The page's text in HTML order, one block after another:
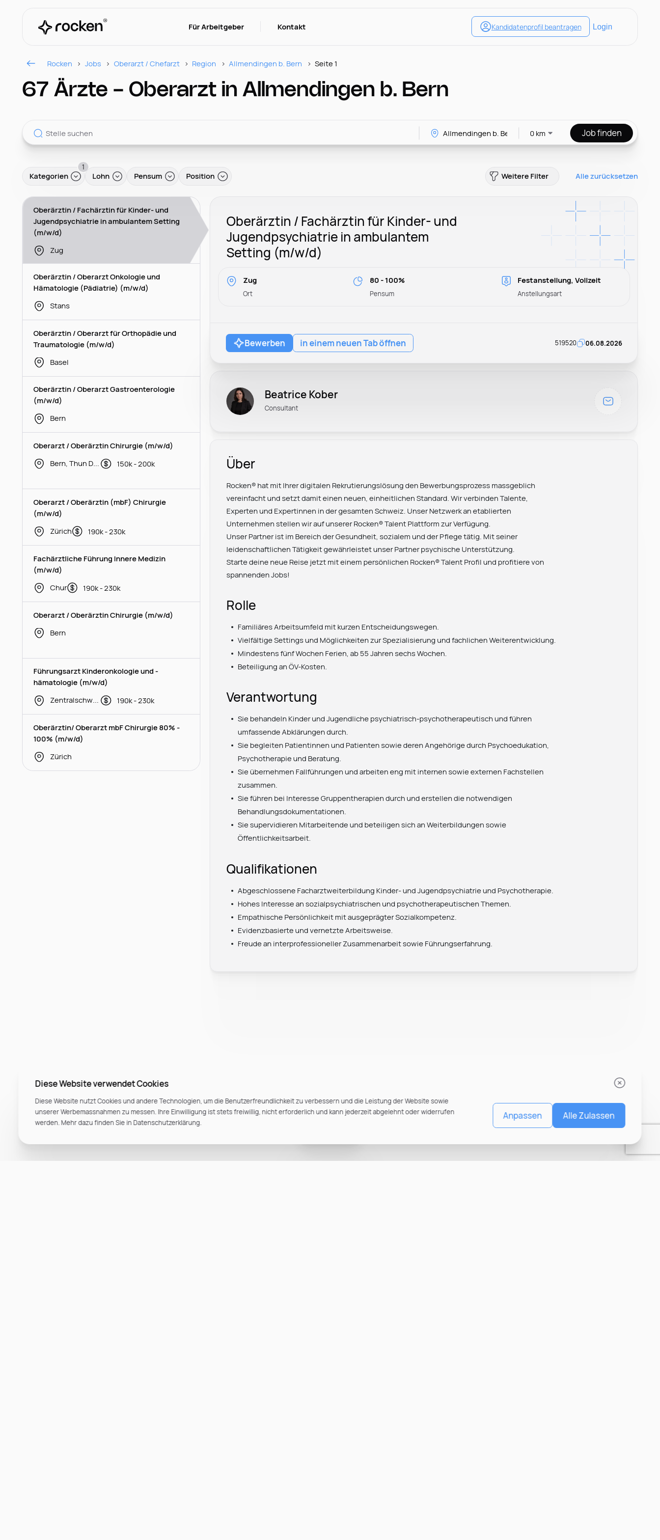
Für Arbeitgeber Kontakt
Rocken Jobs Oberarzt / Chefarzt Region Allmendingen b. Bern Seite 1
67 Ärzte - Oberarzt in Allmendingen b. Bern
0 km Job finden
Kategorien
1
Lohn Pensum Position Weitere Filter Alle zurücksetzen
Oberärztin / Fachärztin für Kinder- und
Jugendpsychiatrie in ambulantem Setting
(m/w/d)
Zug
Oberärztin / Oberarzt Onkologie und
Hämatologie (Pädiatrie) (m/w/d)
Stans
Oberärztin / Oberarzt für Orthopädie und
Traumatologie (m/w/d)
Basel
Oberärztin / Oberarzt Gastroenterologie
(m/w/d)
Bern
Oberarzt / Oberärztin Chirurgie (m/w/d)
Bern, Thun District
150k - 200k
Oberarzt / Oberärztin (mbF) Chirurgie
(m/w/d)
Zürich
190k - 230k
Fachärztliche Führung Innere Medizin
(m/w/d)
Chur
190k - 230k
Oberarzt / Oberärztin Chirurgie (m/w/d)
Bern
Führungsarzt Kinderonkologie und -
hämatologie (m/w/d)
Zentralschweiz
190k - 230k
Oberärztin/ Oberarzt mbF Chirurgie 80% -
100% (m/w/d)
Zürich
Oberärztin / Fachärztin für Kinder- und
Jugendpsychiatrie in ambulantem
Setting (m/w/d)
Zug
Ort
80 - 100%
Pensum
Festanstellung, Vollzeit
Anstellungsart
Bewerben in einem neuen Tab öffnen 519520 06.08.2026
Beatrice Kober
Consultant
Über
Rocken® hat mit Ihrer digitalen Rekrutierungslösung den Bewerbungsprozess massgeblich
vereinfacht und setzt damit einen neuen, einheitlichen Standard. Wir verbinden Talente,
Experten und Expertinnen in der gesamten Schweiz. Unser Netzwerk an etablierten
Unternehmen stellen wir auf unserer Rocken® Talent Plattform zur Verfügung.
Unser Partner ist im Bereich der Gesundheit, sozialem und der Pflege tätig. Mit seiner
leidenschaftlichen Tätigkeit gewährleistet unser Partner psychische Unterstützung.
Starte deine neue Reise jetzt mit einem persönlichen Rocken® Talent Profil und profitiere von
spannenden Jobs!
Rolle
Familiäres Arbeitsumfeld mit kurzen Entscheidungswegen.
Vielfältige Settings und Möglichkeiten zur Spezialisierung und fachlichen Weiterentwicklung.
Mindestens fünf Wochen Ferien, ab 55 Jahren sechs Wochen.
Beteiligung an ÖV-Kosten.
Verantwortung
Sie behandeln Kinder und Jugendliche psychiatrisch-psychotherapeutisch und führen
umfassende Abklärungen durch.
Sie begleiten Patientinnen und Patienten sowie deren Angehörige durch Psychoedukation,
Psychotherapie und Beratung.
Sie übernehmen Fallführungen und arbeiten eng mit internen sowie externen Fachstellen
zusammen.
Sie führen bei Interesse Gruppentherapien durch und erstellen die notwendigen
Behandlungsdokumentationen.
Sie supervidieren Mitarbeitende und beteiligen sich an Weiterbildungen sowie
Öffentlichkeitsarbeit.
Qualifikationen
Abgeschlossene Facharztweiterbildung Kinder- und Jugendpsychiatrie und Psychotherapie.
Hohes Interesse an sozialpsychiatrischen und psychotherapeutischen Themen.
Empathische Persönlichkeit mit ausgeprägter Sozialkompetenz.
Evidenzbasierte und vernetzte Arbeitsweise.
Freude an interprofessioneller Zusammenarbeit sowie Führungserfahrung.
Leonard Ramin
Diese Website verwendet Cookies
Diese Website nutzt Cookies und andere Technologien, um die Benutzerfreundlichkeit zu verbessern und die Leistung der Website sowie
unserer Werbemassnahmen zu messen. Ihre Einwilligung ist stets freiwillig, nicht erforderlich und kann jederzeit abgelehnt oder widerrufen
werden. Mehr dazu finden Sie in Datenschutzerklärung.
Anpassen Alle Zulassen